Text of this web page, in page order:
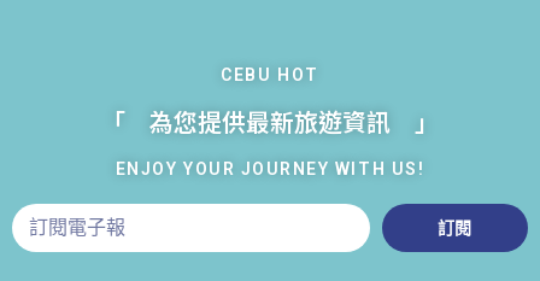
CEBU HOT
「 為您提供最新旅遊資訊 」
ENJOY YOUR JOURNEY WITH US!
訂閱